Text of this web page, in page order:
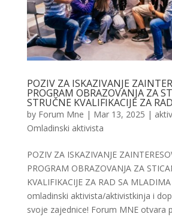
POZIV ZA ISKAZIVANJE
PROGRAM OBRAZOVANJA ZA
STRUČNE KVALIFIKACIJE ZA
by Forum Mne | Mar 13, 2025 |
Omladinski aktivista
POZIV ZA ISKAZIVANJE
PROGRAM OBRAZOVANJA ZA
KVALIFIKACIJE ZA RAD SA
omladinski aktivista/aktivistkinja i
svoje zajednice! Forum MNE otvara